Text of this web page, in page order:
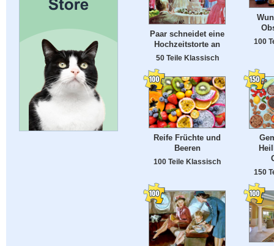
Paar schneidet eine
Hochzeitstorte an
50 Teile Klassisch
100
Reife Früchte und
Beeren
100 Teile Klassisch
150